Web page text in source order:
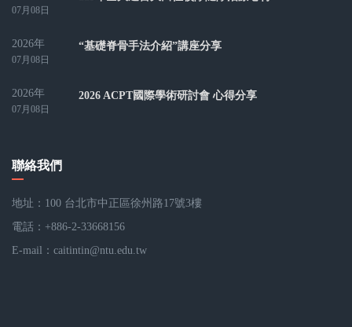
07月08日
2026年
07月08日
“基礎脊骨手法介紹”講座分享
2026年
07月08日
2026 ACPT國際學術研討會 心得分享
聯絡我們
地址：100 台北市中正區徐州路17號3樓
電話：+886-2-33668156
E-mail： caitintin@ntu.edu.tw